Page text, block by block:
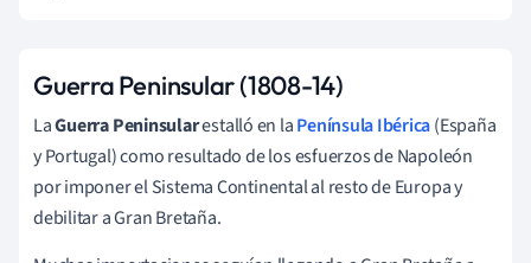
Guerra Peninsular (1808-14)
LaGuerra Peninsularestalló en laPenínsula Ibérica(España
y Portugal) como resultado de los esfuerzos de Napoleón
por imponer el Sistema Continental al resto de Europa y
debilitar a Gran Bretaña.